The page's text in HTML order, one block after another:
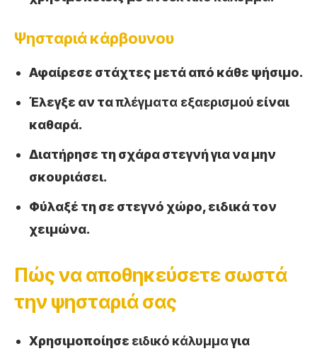
Ψησταριά κάρβουνου
Αφαίρεσε στάχτες μετά από κάθε ψήσιμο.
Έλεγξε αν ταπλέγματα εξαερισμού είναι
καθαρά.
Διατήρησε τη σχάρα στεγνή για να μην
σκουριάσει.
Φύλαξέ τη σε στεγνό χώρο, ειδικά τον
χειμώνα.
Πώς να αποθηκεύσετε σωστά
την ψησταριά σας
Χρησιμοποίησε ειδικό κάλυμμαγια